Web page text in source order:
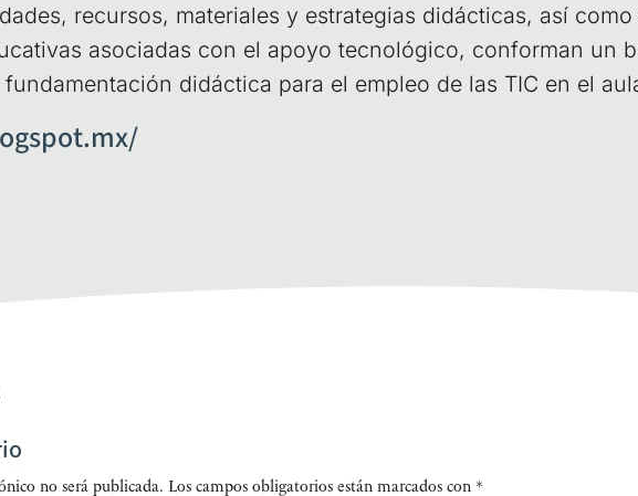
recur­sos, mate­ria­les y estra­te­gias didác­ti­cas, así
aso­cia­das con el apo­yo tec­no­ló­gi­co, con­for­man un
didác­ti­ca para el empleo de las TIC en el
no será publicada. Los campos obligatorios están marcados con *